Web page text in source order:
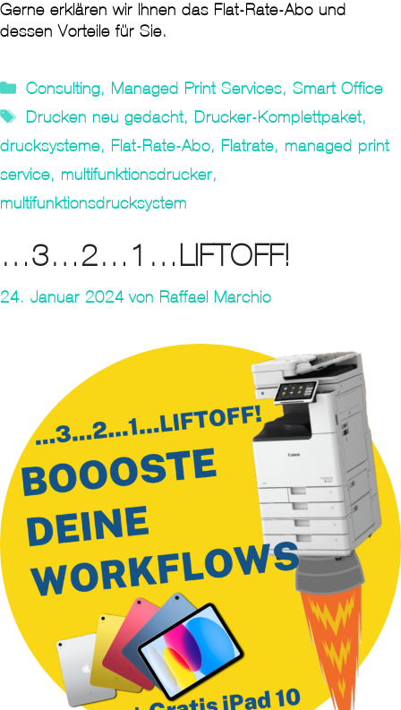
Gerne erklären wir Ihnen das Flat-Rate-Abo und
dessen Vorteile für Sie.
Kategorien
Consulting, Managed Print Services, Smart Office
Tags
Drucken neu gedacht, Drucker-Komplettpaket,
drucksysteme, Flat-Rate-Abo, Flatrate, managed print
service, multifunktionsdrucker,
multifunktionsdrucksystem
…3…2…1…LIFTOFF!
24. Januar 2024 von Raffael Marchio